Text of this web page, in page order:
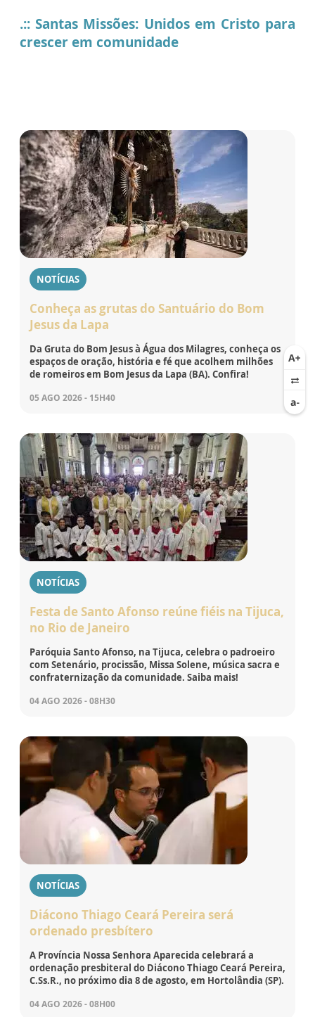
.:: Santas Missões: Unidos em Cristo para
crescer em comunidade
NOTÍCIAS
Conheça as grutas do Santuário do Bom
Jesus da Lapa
Da Gruta do Bom Jesus à Água dos Milagres, conheça os
espaços de oração, história e fé que acolhem milhões
de romeiros em Bom Jesus da Lapa (BA). Confira!
05 AGO 2026 - 15H40
NOTÍCIAS
Festa de Santo Afonso reúne fiéis na Tijuca,
no Rio de Janeiro
Paróquia Santo Afonso, na Tijuca, celebra o padroeiro
com Setenário, procissão, Missa Solene, música sacra e
confraternização da comunidade. Saiba mais!
04 AGO 2026 - 08H30
NOTÍCIAS
Diácono Thiago Ceará Pereira será
ordenado presbítero
A Província Nossa Senhora Aparecida celebrará a
ordenação presbiteral do Diácono Thiago Ceará Pereira,
C.Ss.R., no próximo dia 8 de agosto, em Hortolândia (SP).
04 AGO 2026 - 08H00